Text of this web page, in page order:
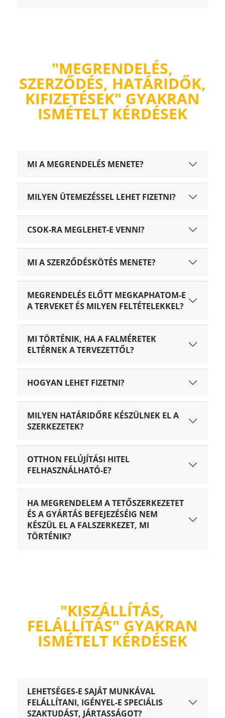
"MEGRENDELÉS,
SZERZŐDÉS, HATÁRIDŐK,
KIFIZETÉSEK" GYAKRAN
ISMÉTELT KÉRDÉSEK
MI A MEGRENDELÉS MENETE?
MILYEN ÜTEMEZÉSSEL LEHET FIZETNI?
CSOK-RA MEGLEHET-E VENNI?
MI A SZERZŐDÉSKÖTÉS MENETE?
MEGRENDELÉS ELŐTT MEGKAPHATOM-E
A TERVEKET ÉS MILYEN FELTÉTELEKKEL?
MI TÖRTÉNIK, HA A FALMÉRETEK
ELTÉRNEK A TERVEZETTŐL?
HOGYAN LEHET FIZETNI?
MILYEN HATÁRIDŐRE KÉSZÜLNEK EL A
SZERKEZETEK?
OTTHON FELÚJÍTÁSI HITEL
FELHASZNÁLHATÓ-E?
HA MEGRENDELEM A TETŐSZERKEZETET
ÉS A GYÁRTÁS BEFEJEZÉSÉIG NEM
KÉSZÜL EL A FALSZERKEZET, MI
TÖRTÉNIK?
"KISZÁLLÍTÁS,
FELÁLLÍTÁS" GYAKRAN
ISMÉTELT KÉRDÉSEK
LEHETSÉGES-E SAJÁT MUNKÁVAL
FELÁLLÍTANI, IGÉNYEL-E SPECIÁLIS
SZAKTUDÁST, JÁRTASSÁGOT?